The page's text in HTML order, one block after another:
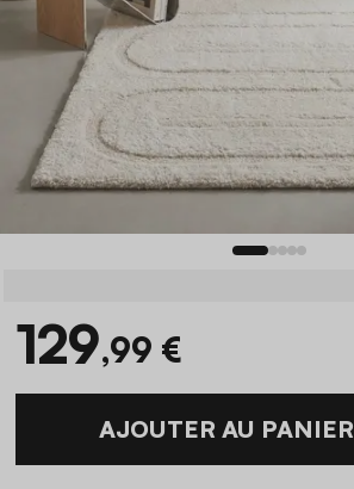
129,99 €
AJOUTER AU PANIER